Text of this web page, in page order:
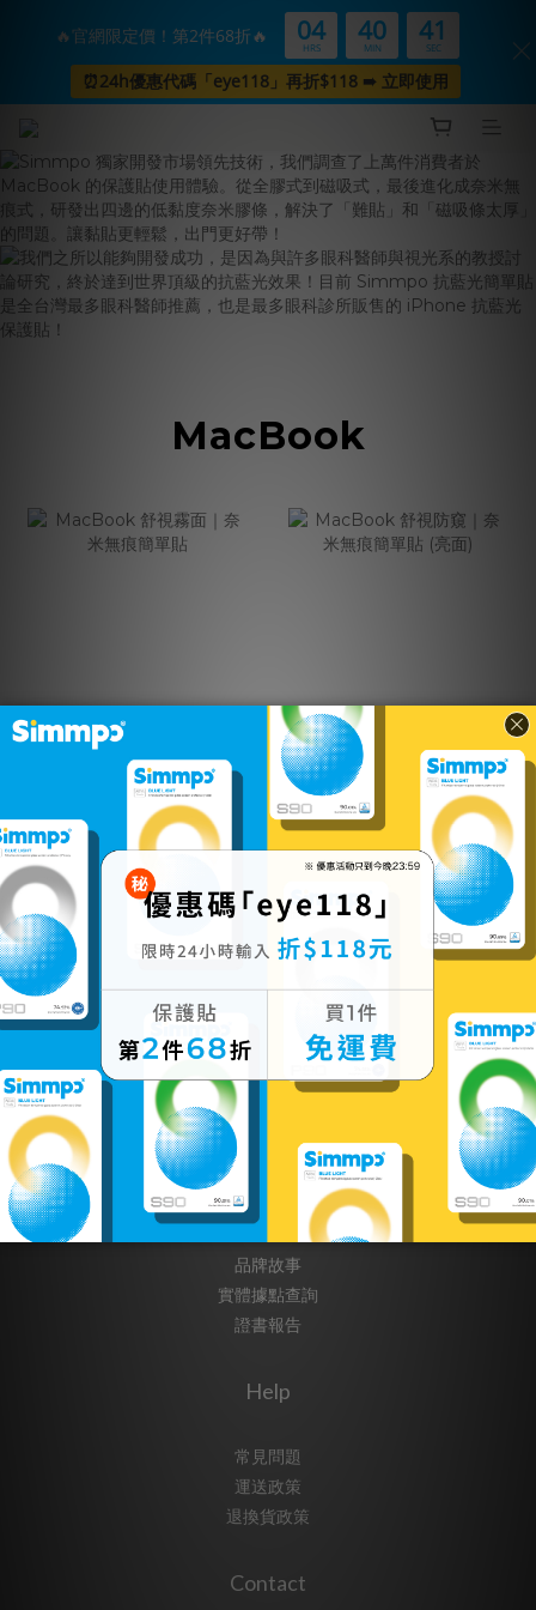
MacBook
MacBook 舒視霧
面｜奈米無痕簡單
貼
NT$1,280 ~
加入購物車
MacBook 舒視防
窺｜奈米無痕簡單
貼 (亮面)
NT$1,480 ~
NT$1,880
加入購物車
About
品牌故事
實體據點查詢
證書報告
Help
常見問題
運送政策
退換貨政策
Contact
🔥官網限定價！第2件68折🔥 04
HRS
40
MIN
41
SEC
⏰24h優惠代碼「eye118」再折$118 ➠ 立即使用